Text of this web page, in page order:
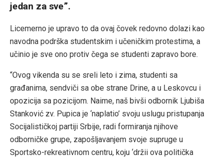
jedan za sve”.
Licemerno je upravo to da ovaj čovek redovno dolazi kao
navodna podrška studentskim i učeničkim protestima, a
učinio je sve ono protiv čega se studenti zapravo bore.
“Ovog vikenda su se sreli leto i zima, studenti sa
građanima, sendviči sa obe strane Drine, a u Leskovcu i
opozicija sa pozicijom. Naime, naš bivši odbornik Ljubiša
Stanković zv. Pupica je ‘naplatio’ svoju uslugu pristupanja
Socijalističkoj partiji Srbije, radi formiranja njihove
odborničke grupe, zapošljavanjem svoje supruge u
Sportsko-rekreativnom centru, koju ‘držii ova politička